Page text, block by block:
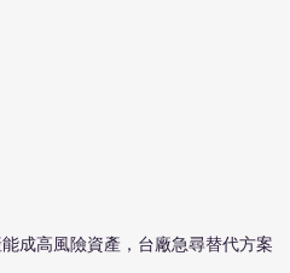
成高風險資產，台廠急尋替代方案